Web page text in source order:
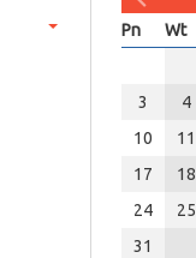
Pn Wt
3
4
10
11
17
18
24
25
31